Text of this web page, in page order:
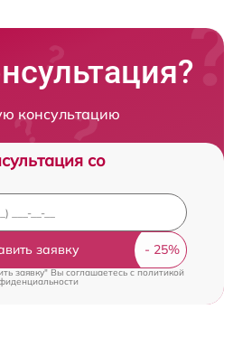
консультацию
со
заявку
заявку" Вы соглашаетесь cполитикой